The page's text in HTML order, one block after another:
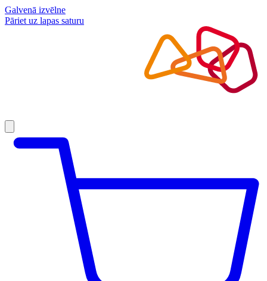
Galvenā izvēlne
Pāriet uz lapas saturu